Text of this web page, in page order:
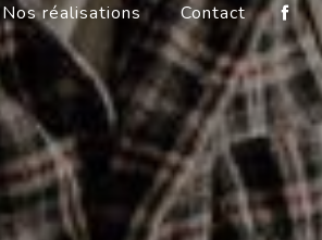
Nos réalisations Contact